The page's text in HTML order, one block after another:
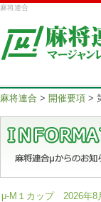
麻将連合
麻将連合 > 開催要項 >
μ-M１カップ 2026年